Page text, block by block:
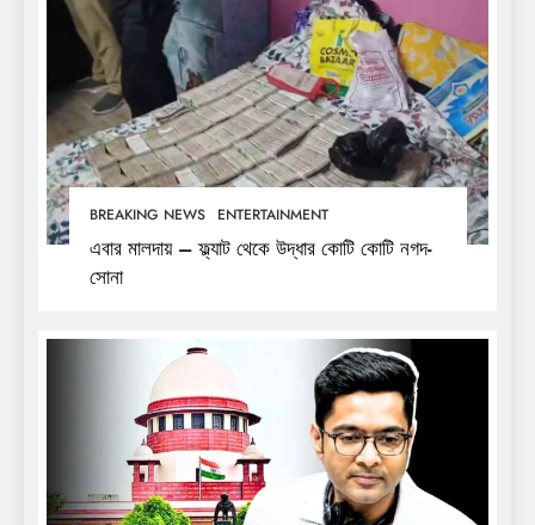
BREAKING NEWS ENTERTAINMENT
এবার মালদায় – ফ্ল্যাট থেকে উদ্ধার কোটি কোটি নগদ-
সোনা